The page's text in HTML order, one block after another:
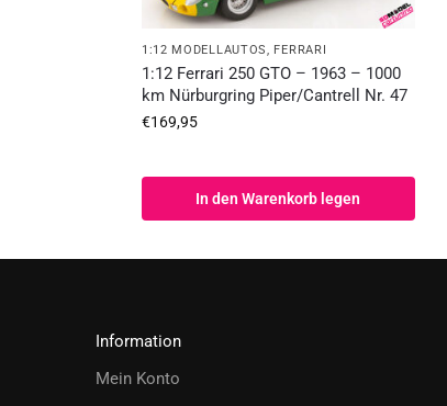
1:12 MODELLAUTOS, FERRARI
1:12 Ferrari 250 GTO – 1963 – 1000
km Nürburgring Piper/Cantrell Nr. 47
€169,95
In den Warenkorb legen
Information
Mein Konto